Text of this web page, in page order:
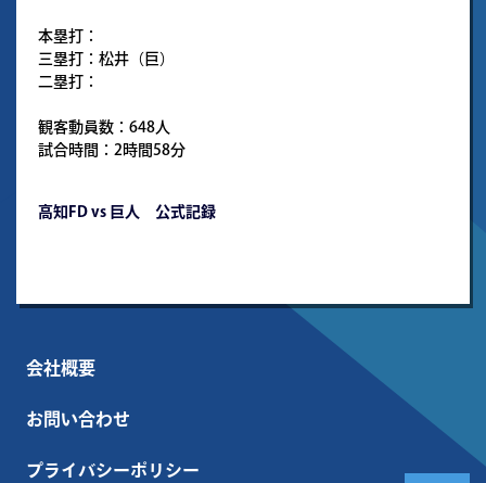
本塁打：
三塁打：松井（巨）
二塁打：
観客動員数：648人
試合時間：2時間58分
高知FD vs 巨人 公式記録
会社概要
お問い合わせ
プライバシーポリシー